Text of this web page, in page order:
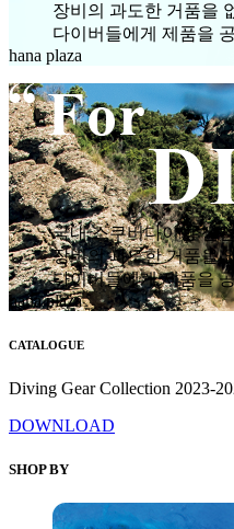
장비의 과도한 거품을
다이버들에게 제품을
hana plaza
국내 스쿠버다이빙 산
장비의 과도한 거품을
다이버들에게 제품을
hana plaza
CATALOGUE
Diving Gear Collection 2023-
DOWNLOAD
SHOP BY